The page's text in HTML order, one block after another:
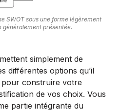
SWOT sous une forme légèrement
généralement présentée.
simplement de
différentes options qu’il
construire votre
de vos choix. Vous
partie intégrante du